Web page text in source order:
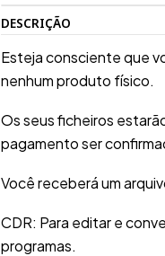
DESCRIÇÃO
Esteja consciente que
nenhum produto físico.
Os seus ficheiros
pagamento ser
Você receberá um
CDR: Para editar e
programas.